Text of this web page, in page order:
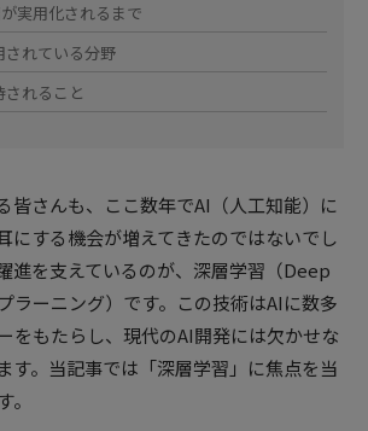
実用化されるまで
されている分野
れること
皆さんも、ここ数年でAI（人工知能）に
にする機会が増えてきたのではないでし
進を支えているのが、深層学習（Deep
ラーニング）です。この技術はAIに数多
をもたらし、現代のAI開発には欠かせな
す。当記事では「深層学習」に焦点を当